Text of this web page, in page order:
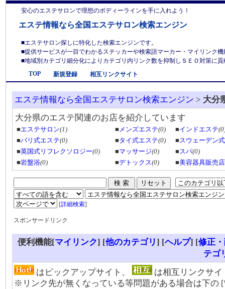
安心のエステサロンで理想のボディーラインを手に入れよう！
エステ情報なら全国エステサロン検索エンジン
■エステサロン探しに特化した検索エンジンです。
■提供サービスが一目でわかるステッカーや検索語マーカー・マイリンク
■地域別カテゴリ細分化によりカテゴリ内リンク数を抑制しＳＥＯ対策に
TOP
新規登録 相互リンクサイト
エステ情報なら全国エステサロン検索エンジン > 大分
大分県のエステ関連のお店を紹介しています
■エステサロン(1) ■ メンズエステ(0) ■インドエステ
■バリ式エステ(0) ■タイ式エステ(0) ■スウェーデン
■英国式リフレクソロジー(0) ■マッサージ(0) ■スパ(0)
■岩盤浴(0) ■デトックス(0) ■美容器具販売店
[詳細検索]
スポンサードリンク
便利機能[マイリンク] [他のカテゴリ] [ヘルプ] [修正
テゴ
はピックアップサイト、
は相互リンクサイ
※リンク先が無くなっている等問題がある場合は下の [